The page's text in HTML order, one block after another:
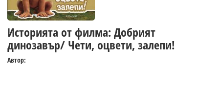
Историята от филма: Добрият
динозавър/ Чети, оцвети, залепи!
Автор: